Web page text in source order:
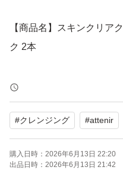
【商品名】スキンクリア
ク 2本
【購入先】国内百貨店
【購入日】2026年6月
【商品の状態】新品未使用
#クレンジング #attenir
購入日時： 2026年6月13日 22:20
出品日時： 2026年6月13日 21:42